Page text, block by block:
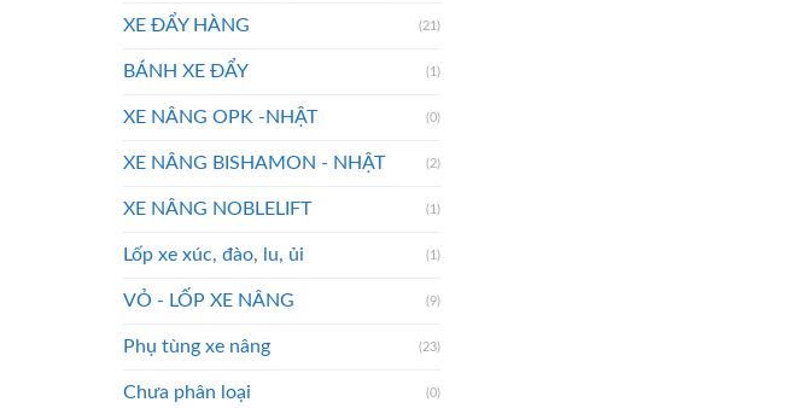
XE ĐẨY HÀNG (21)
BÁNH XE ĐẨY (1)
XE NÂNG OPK -NHẬT (0)
XE NÂNG BISHAMON - NHẬT (2)
XE NÂNG NOBLELIFT (1)
Lốp xe xúc, đào, lu, ủi (1)
VỎ - LỐP XE NÂNG (9)
Phụ tùng xe nâng (23)
Chưa phân loại (0)